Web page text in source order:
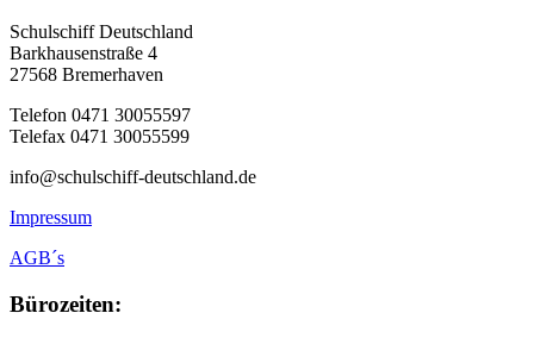
Schulschiff Deutschland
Barkhausenstraße 4
27568 Bremerhaven
Telefon 0471 30055597
Telefax 0471 30055599
info@schulschiff-deutschland.de
Impressum
AGB´s
Bürozeiten: